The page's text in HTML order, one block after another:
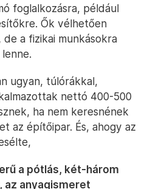
foglalkozásra, például
Ők vélhetően
a fizikai munkásokra
ugyan, túlórákkal,
nettó 400-500
ha nem keresnének
az építőipar. És, ahogy az
a pótlás, két-három
az anyagismeret